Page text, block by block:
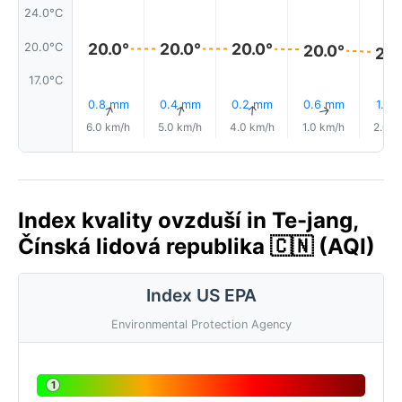
24.0°C
20.0°C
17.0°C
20.0°
0.8 mm
↑
6.0 km/h
20.0°
0.4 mm
↑
5.0 km/h
20.0°
0.2 mm
↑
4.0 km/h
20.0°
0.6 mm
↑
1.0 km/h
1.0
2.0
Index kvality ovzduší in Te-jang,
Čínská lidová republika 🇨🇳 (AQI)
Index US EPA
Environmental Protection Agency
1